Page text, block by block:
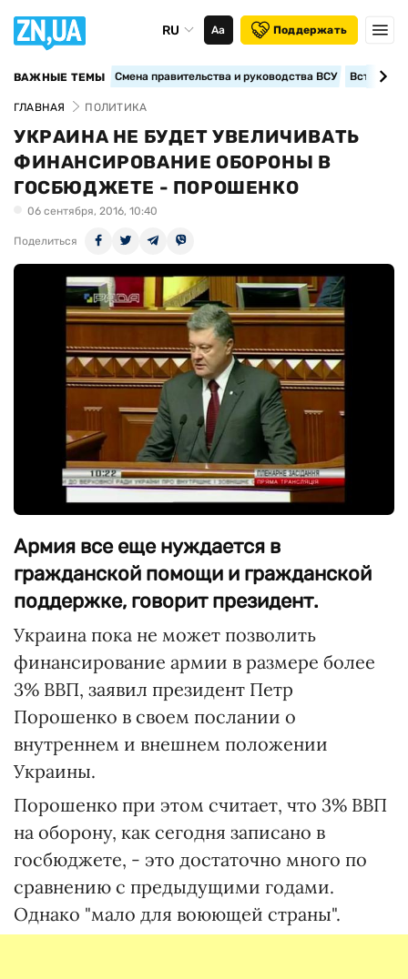
RU Аа Поддержать
ВАЖНЫЕ ТЕМЫ Смена правительства и руководства ВСУ
ГЛАВНАЯ ПОЛИТИКА
УКРАИНА НЕ БУДЕТ УВЕЛИЧИВАТЬ
ФИНАНСИРОВАНИЕ ОБОРОНЫ В
ГОСБЮДЖЕТЕ - ПОРОШЕНКО
06 сентября, 2016, 10:40
Поделиться
Армия все еще нуждается в
гражданской помощи и гражданской
поддержке, говорит президент.
Украина пока не может позволить
финансирование армии в размере более
3% ВВП, заявил президент Петр
Порошенко в своем послании о
внутреннем и внешнем положении
Украины.
Порошенко при этом считает, что 3% ВВП
на оборону, как сегодня записано в
госбюджете, - это достаточно много по
сравнению с предыдущими годами.
Однако "мало для воюющей страны".